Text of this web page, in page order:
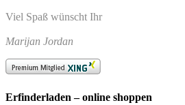
Viel Spaß wünscht Ihr
Marijan Jordan
Erfinderladen – online shoppen